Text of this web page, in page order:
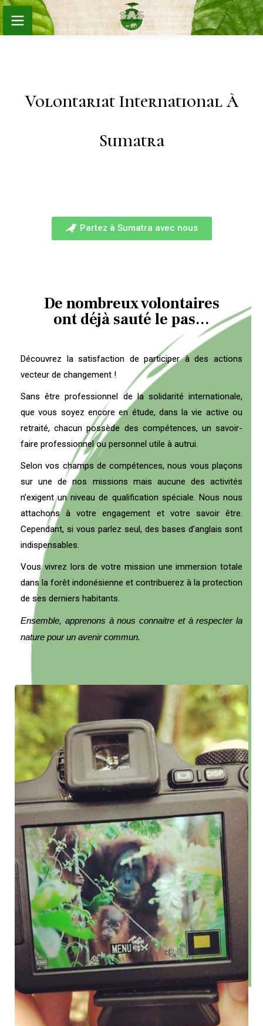
Volontariat International À
Sumatra
Partez à Sumatra avec nous
De nombreux volontaires
ont déjà sauté le pas…
Découvrez la satisfaction de participer à des actions
vecteur de changement !
Sans être professionnel de la solidarité internationale,
que vous soyez encore en étude, dans la vie active ou
retraité, chacun possède des compétences, un savoir-
faire professionnel ou personnel utile à autrui.
Selon vos champs de compétences, nous vous plaçons
sur une de nos missions mais aucune des activités
n’exigent un niveau de qualification spéciale. Nous nous
attachons à votre engagement et votre savoir être.
Cependant, si vous parlez seul, des bases d’anglais sont
indispensables.
Vous vivrez lors de votre mission une immersion totale
dans la forêt indonésienne et contribuerez à la protection
de ses derniers habitants.
Ensemble, apprenons à nous connaitre et à respecter la
nature pour un avenir commun.